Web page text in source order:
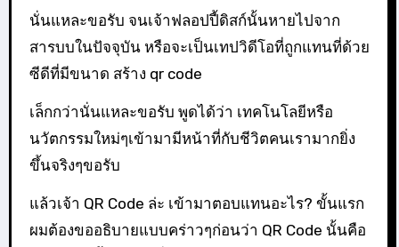
นั่นแหละขอรับ จนเจ้าฟลอปปี้ดิสก์นั้นหายไปจาก
สารบบในปัจจุบัน หรือจะเป็นเทปวิดีโอที่ถูกแทนที่ด้วย
ซีดีที่มีขนาด สร้าง qr code
เล็กกว่านั่นแหละขอรับ พูดได้ว่า เทคโนโลยีหรือ
นวัตกรรมใหม่ๆเข้ามามีหน้าที่กับชีวิตคนเรามากยิ่ง
ขึ้นจริงๆขอรับ
แล้วเจ้า QR Code ล่ะ เข้ามาตอบแทนอะไร? ขั้นแรก
ผมต้องขออธิบายแบบคร่าวๆก่อนว่า QR Code นั้นคือ